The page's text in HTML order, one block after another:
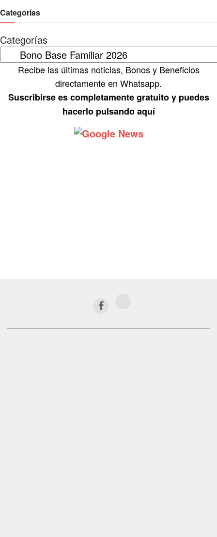
Categorías
Categorías
Recibe las últimas noticias, Bonos y Beneficios
directamente en Whatsapp.
Suscribirse es completamente gratuito y puedes
hacerlo pulsando aquí